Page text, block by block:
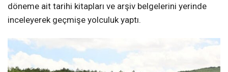
döneme ait tarihi kitapları ve arşiv belgelerini yerinde
inceleyerek geçmişe yolculuk yaptı.